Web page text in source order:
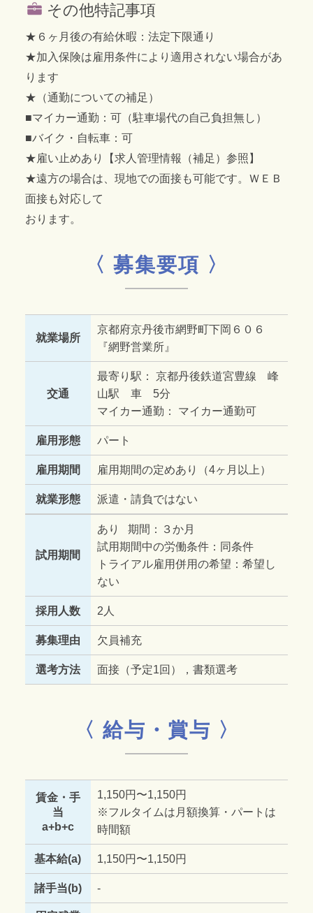
その他特記事項
★６ヶ月後の有給休暇：法定下限通り
★加入保険は雇用条件により適用されない場合があ
ります
★（通勤についての補足）
■マイカー通勤：可（駐車場代の自己負担無し）
■バイク・自転車：可
★雇い止めあり【求人管理情報（補足）参照】
★遠方の場合は、現地での面接も可能です。ＷＥＢ
面接も対応して
おります。
〈 募集要項 〉
就業場所
京都府京丹後市網野町下岡６０６
『網野営業所』
交通
最寄り駅： 京都丹後鉄道宮豊線 峰
山駅 車 5分
マイカー通勤： マイカー通勤可
雇用形態 パート
雇用期間 雇用期間の定めあり（4ヶ月以上）
就業形態 派遣・請負ではない
試用期間
あり 期間：３か月
試用期間中の労働条件：同条件
トライアル雇用併用の希望：希望し
ない
採用人数 2人
募集理由 欠員補充
選考方法 面接（予定1回），書類選考
〈 給与・賞与 〉
賃金・手
当
a+b+c
1,150円〜1,150円
※フルタイムは月額換算・パートは
時間額
基本給(a) 1,150円〜1,150円
諸手当(b) -